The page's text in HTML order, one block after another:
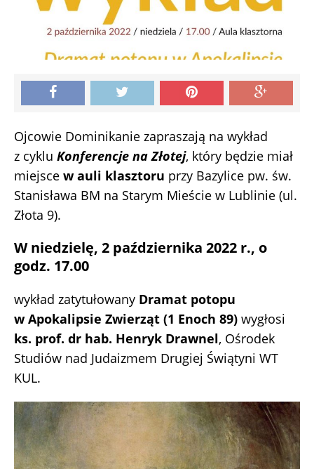
Ojcowie Dominikanie zapraszają na wykład
z cyklu Konferencje na Złotej, który będzie miał
miejsce w auli klasztoru przy Bazylice pw. św.
Stanisława BM na Starym Mieście w Lublinie (ul.
Złota 9).
W niedzielę, 2 października 2022 r., o
godz. 17.00
wykład zatytułowany Dramat potopu
w Apokalipsie Zwierząt (1 Enoch 89) wygłosi
ks. prof. dr hab. Henryk Drawnel, Ośrodek
Studiów nad Judaizmem Drugiej Świątyni WT
KUL.